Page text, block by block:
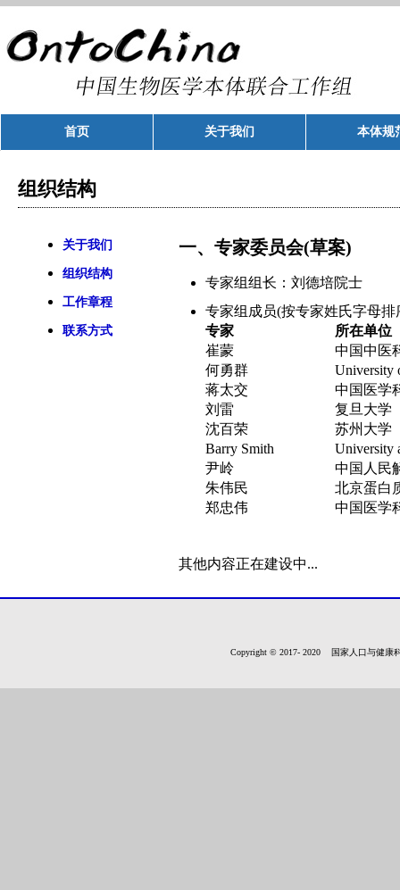
首页 关于我们 本体规
组织结构
关于我们
组织结构
工作章程
联系方式
一、专家委员会(草案)
专家组组长：刘德培院士
专家组成员(按专家姓氏字母排
专家
所在单位
崔蒙
中国中医
何勇群
University
蒋太交
中国医学
刘雷
复旦大学
沈百荣
苏州大学
Barry Smith
University
尹岭
中国人民
朱伟民
北京蛋白
郑忠伟
中国医学
其他内容正在建设中...
Copyright © 2017- 2020 国家人口与健